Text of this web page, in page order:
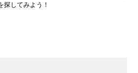
探してみよう！